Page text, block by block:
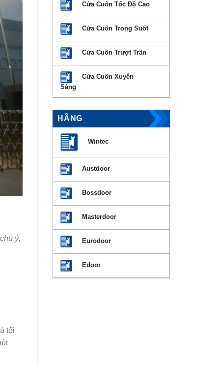
ý,
tối
Cửa Cuốn Tốc Độ Cao
Cửa Cuốn Trong Suốt
Cửa Cuốn Trượt Trần
Cửa Cuốn Xuyên
Sáng
HÃNG
Wintec
Austdoor
Bossdoor
Masterdoor
Eurodoor
Edoor